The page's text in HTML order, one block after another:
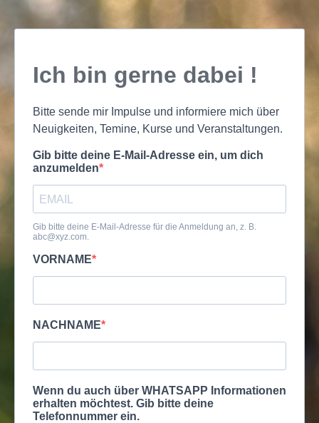
Ich bin gerne dabei !
Bitte sende mir Impulse und informiere mich über
Neuigkeiten, Temine, Kurse und Veranstaltungen.
Gib bitte deine E-Mail-Adresse ein, um dich
anzumelden
Gib bitte deine E-Mail-Adresse für die Anmeldung an, z. B.
abc@xyz.com.
VORNAME
NACHNAME
Wenn du auch über WHATSAPP Informationen
erhalten möchtest. Gib bitte deine
Telefonnummer ein.